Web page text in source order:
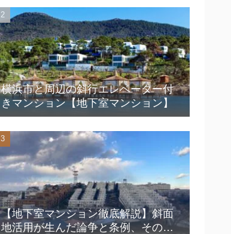
横浜市と周辺の斜行エレベーター付
きマンション【地下室マンション】
【地下室マンション徹底解説】斜面
地活用が生んだ論争と条例、その知